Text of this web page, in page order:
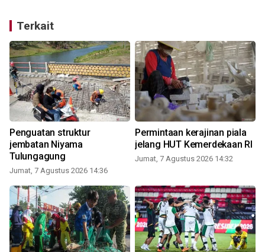
Terkait
Penguatan struktur
jembatan Niyama
Tulungagung
Jumat, 7 Agustus 2026 14:36
Permintaan kerajinan piala
jelang HUT Kemerdekaan RI
Jumat, 7 Agustus 2026 14:32